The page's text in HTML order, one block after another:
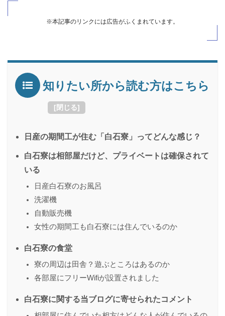
※本記事のリンクには広告がふくまれています。
知りたい所から読む方はこちら
[閉じる]
日産の期間工が住む「白石寮」ってどんな感じ？
白石寮は相部屋だけど、プライベートは確保されて
いる
日産白石寮のお風呂
洗濯機
自動販売機
女性の期間工も白石寮には住んでいるのか
白石寮の食堂
寮の周辺は田舎？遊ぶところはあるのか
各部屋にフリーWifiが設置されました
白石寮に関する当ブログに寄せられたコメント